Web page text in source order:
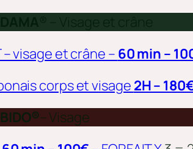
– visage et crâne – 60 min –
corps et visage 2H –
– Visage